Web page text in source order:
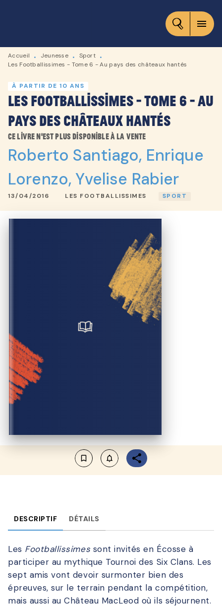
CONTENU
menu
Accueil • Jeunesse • Sport •
Les Footballissimes - Tome 6 - Au pays des châteaux hantés
À PARTIR DE 10 ANS
Les Footballissimes - Tome 6 - Au
pays des châteaux hantés
Ce livre n'est plus disponible à la vente
Roberto Santiago, Enrique
Lorenzo,Yvelise Rabier
13/04/2016 LES FOOTBALLISSIMES SPORT
bookmark_border notifications_none_outlined
DESCRIPTIF DÉTAILS
Les Footballissimes sont invités en Écosse à
participer au mythique Tournoi des Six Clans. Les
sept amis vont devoir surmonter bien des
épreuves, sur le terrain pendant la compétition,
mais aussi au Château MacLeod où ils séjournent.